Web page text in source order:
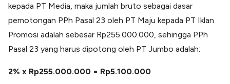
kepada PT Media, maka jumlah bruto sebagai dasar
pemotongan PPh Pasal 23 oleh PT Maju kepada PT Iklan
Promosi adalah sebesar Rp255.000.000, sehingga PPh
Pasal 23 yang harus dipotong oleh PT Jumbo adalah:
2% x Rp255.000.000 = Rp5.100.000